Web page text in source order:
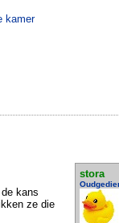
kamer
stora
kans
ze die